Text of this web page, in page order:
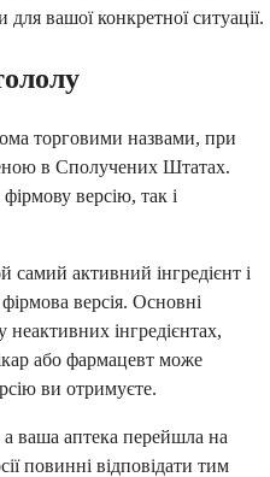
вашої конкретної ситуації.
торговими назвами, при
в Сполучених Штатах.
версію, так і
самий активний інгредієнт і
версія. Основні
неактивних інгредієнтах,
або фармацевт може
ви отримуєте.
ваша аптека перейшла на
повинні відповідати тим